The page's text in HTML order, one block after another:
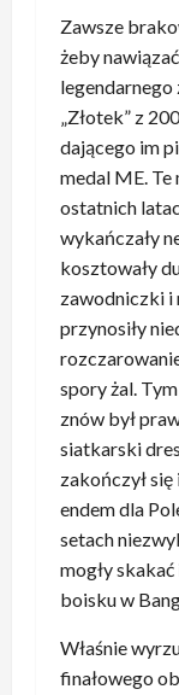
Zawsze
żeby
„Złotek” z
dającego im
medal ME. Te
ostatnich
wykańczały
kosztowały
zawodniczki i
przynosiły
spory żal.
znów był
siatkarski
zakończył
endem dla
setach
mogły
boisku w
Właśnie
finałowego